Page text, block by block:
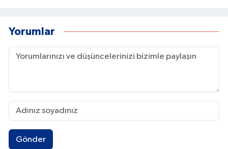
Yorumlar
Gönder